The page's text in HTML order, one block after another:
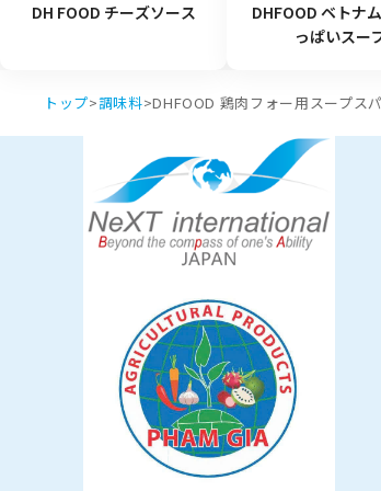
DH FOOD チーズソース
DHFOOD ベトナ
っぱいスー
トップ>調味料>DHFOOD 鶏肉フォー用スープス